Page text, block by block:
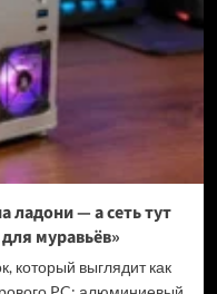
— а сеть тут
муравьёв»
который выглядит как